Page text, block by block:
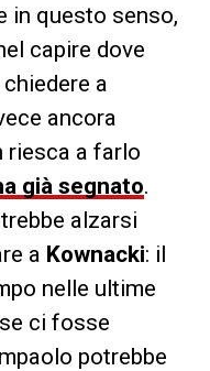
in questo senso,
capire dove
a
ancora
riesca a farlo
già segnato.
alzarsi
a Kownacki: il
nelle ultime
ci fosse
potrebbe